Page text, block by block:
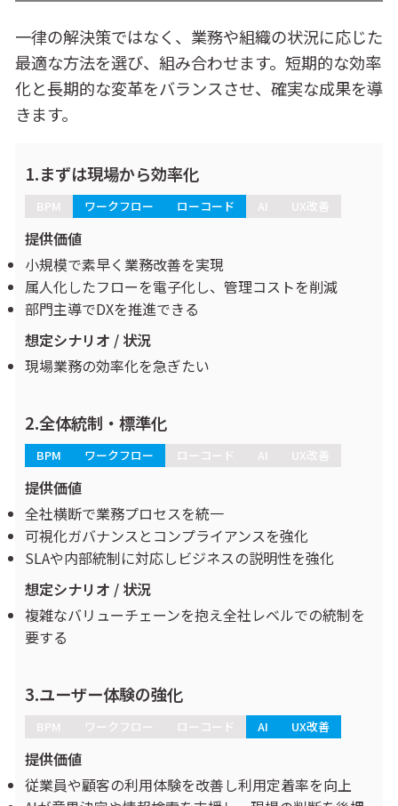
一律の解決策ではなく、業務や組織の状況に応じた
最適な方法を選び、組み合わせます。短期的な効率
化と長期的な変革をバランスさせ、確実な成果を導
きます。
1.まずは現場から効率化
BPM ワークフロー ローコード AI UX改善
提供価値
小規模で素早く業務改善を実現
属人化したフローを電子化し、管理コストを削減
部門主導でDXを推進できる
想定シナリオ / 状況
現場業務の効率化を急ぎたい
2.全体統制・標準化
BPM ワークフロー ローコード AI UX改善
提供価値
全社横断で業務プロセスを統一
可視化ガバナンスとコンプライアンスを強化
SLAや内部統制に対応しビジネスの説明性を強化
想定シナリオ / 状況
複雑なバリューチェーンを抱え全社レベルでの統制を
要する
3.ユーザー体験の強化
BPM ワークフロー ローコード AI UX改善
提供価値
従業員や顧客の利用体験を改善し利用定着率を向上